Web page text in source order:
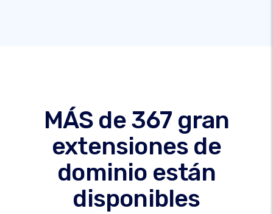
MÁS de 367 gran
extensiones de
dominio están
disponibles